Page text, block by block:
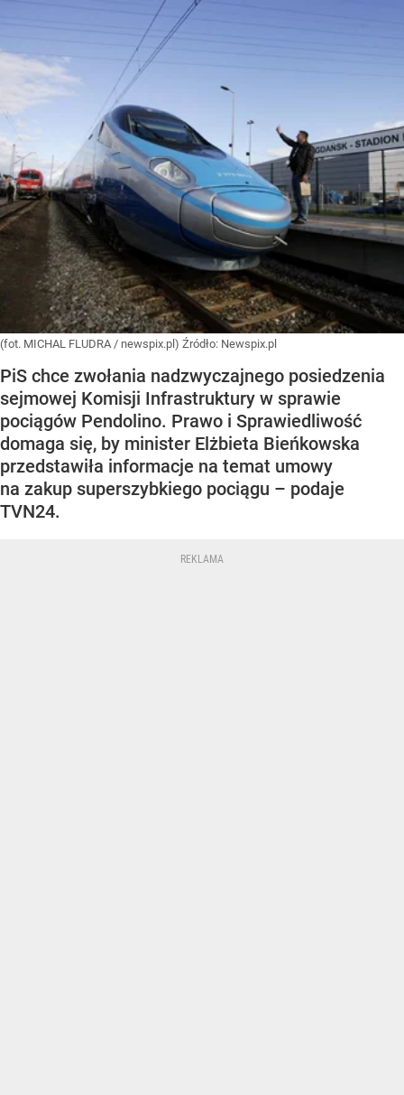
(fot. MICHAL FLUDRA / newspix.pl) Źródło: Newspix.pl
PiS chce zwołania nadzwyczajnego posiedzenia
sejmowej Komisji Infrastruktury w sprawie
pociągów Pendolino. Prawo i Sprawiedliwość
domaga się, by minister Elżbieta Bieńkowska
przedstawiła informacje na temat umowy
na zakup superszybkiego pociągu – podaje
TVN24.